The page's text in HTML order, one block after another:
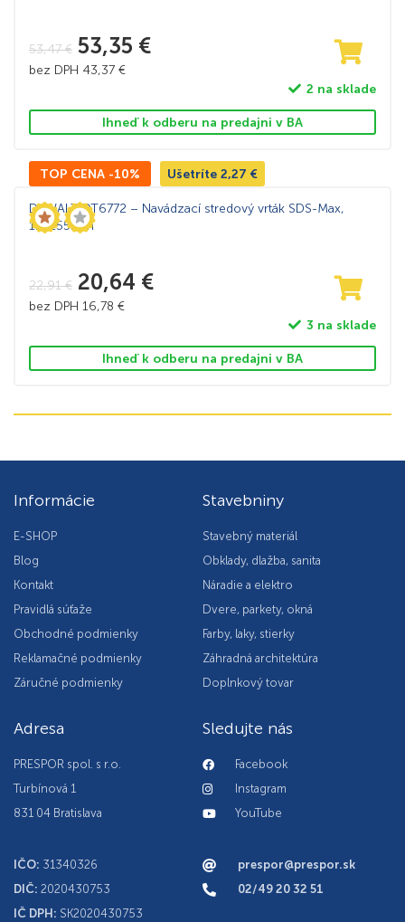
53,47€ 53,35 €
bez DPH 43,37 €
2 na sklade
Ihneď k odberu na predajni v BA
TOP CENA -10% Ušetríte 2,27 €
DeWALT DT6772 – Navádzací stredový vrták SDS-Max,
12×155mm
22,91€ 20,64 €
bez DPH 16,78 €
3 na sklade
Ihneď k odberu na predajni v BA
Informácie
E-SHOP
Blog
Kontakt
Pravidlá súťaže
Obchodné podmienky
Reklamačné podmienky
Záručné podmienky
Stavebniny
Stavebný materiál
Obklady, dlažba, sanita
Náradie a elektro
Dvere, parkety, okná
Farby, laky, stierky
Záhradná architektúra
Doplnkový tovar
Adresa
PRESPOR spol. s r.o.
Turbínová 1
831 04 Bratislava
IČO: 31340326
DIČ: 2020430753
IČ DPH: SK2020430753
Sledujte nás
Facebook
Instagram
YouTube
prespor@prespor.sk
02/49 20 32 51